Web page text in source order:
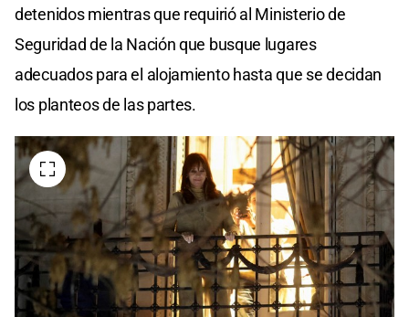
detenidos mientras que requirió al Ministerio de
Seguridad de la Nación que busque lugares
adecuados para el alojamiento hasta que se decidan
los planteos de las partes.